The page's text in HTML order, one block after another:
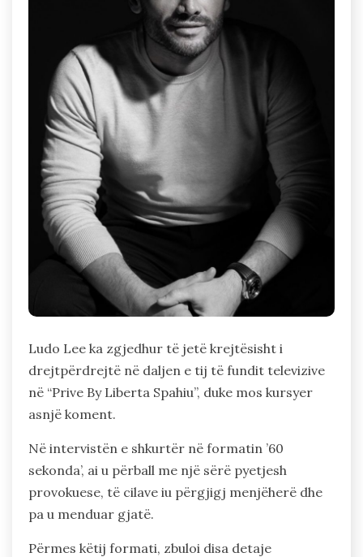
Ludo Lee ka zgjedhur të jetë krejtësisht i
drejtpërdrejtë në daljen e tij të fundit televizive
në “Prive By Liberta Spahiu”, duke mos kursyer
asnjë koment.
Në intervistën e shkurtër në formatin ’60
sekonda’, ai u përball me një sërë pyetjesh
provokuese, të cilave iu përgjigj menjëherë dhe
pa u menduar gjatë.
Përmes këtij formati, zbuloi disa detaje